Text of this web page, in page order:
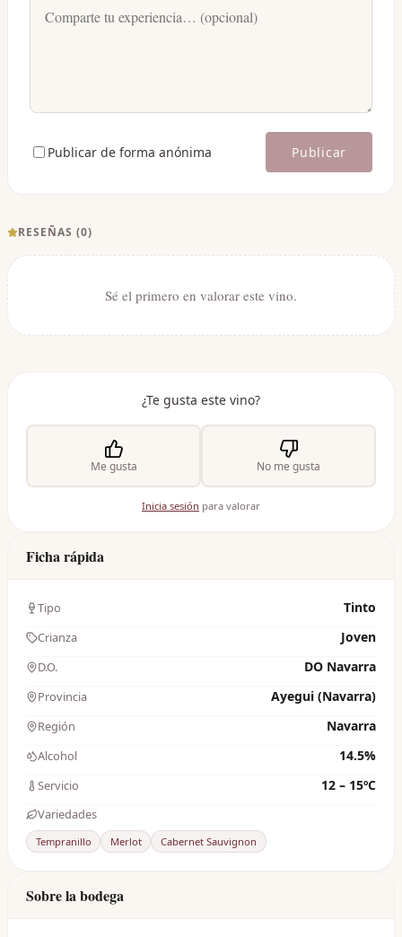
Publicar de forma anónima Publicar
RESEÑAS (0)
Sé el primero en valorar este vino.
¿Te gusta este vino?
Me gusta No me gusta
Inicia sesión para valorar
Ficha rápida
Tipo Tinto
Crianza Joven
D.O. DO Navarra
Provincia Ayegui (Navarra)
Región Navarra
Alcohol 14.5%
Servicio 12 – 15ºC
Variedades
Tempranillo Merlot Cabernet Sauvignon
Sobre la bodega